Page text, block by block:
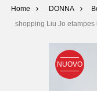
Home DONNA
shopping Liu Jo etampes
NUOVO